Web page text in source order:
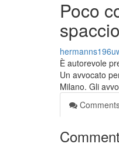
Poco
È autorevole
Un avvocato
Milano. Gli